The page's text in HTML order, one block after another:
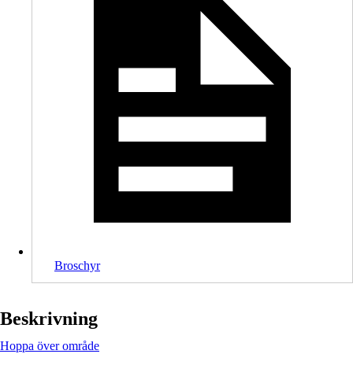
Broschyr
Beskrivning
Hoppa över område